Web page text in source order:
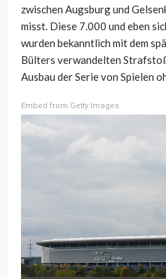
zwischen Augsburg und
misst. Diese 7.000 und eben
wurden bekanntlich mit dem
Bülters verwandelten
Ausbau der Serie von Spielen
Embed from Getty Images